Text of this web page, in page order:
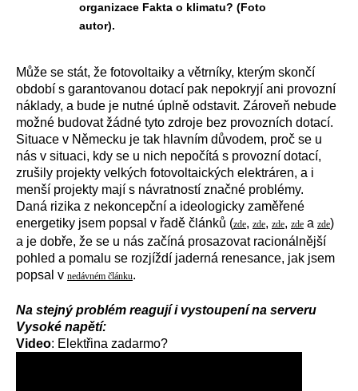
organizace Fakta o klimatu? (Foto
autor).
Může se stát, že fotovoltaiky a větrníky, kterým skončí
období s garantovanou dotací pak nepokryjí ani provozní
náklady, a bude je nutné úplně odstavit. Zároveň nebude
možné budovat žádné tyto zdroje bez provozních dotací.
Situace v Německu je tak hlavním důvodem, proč se u
nás v situaci, kdy se u nich nepočítá s provozní dotací,
zrušily projekty velkých fotovoltaických elektráren, a i
menší projekty mají s návratností značné problémy.
Daná rizika z nekoncepční a ideologicky zaměřené
energetiky jsem popsal v řadě článků (zde, zde, zde, zde a zde)
a je dobře, že se u nás začíná prosazovat racionálnější
pohled a pomalu se rozjíždí jaderná renesance, jak jsem
popsal v nedávném článku.
Na stejný problém reagují i vystoupení na serveru
Vysoké napětí:
Video: Elektřina zadarmo?